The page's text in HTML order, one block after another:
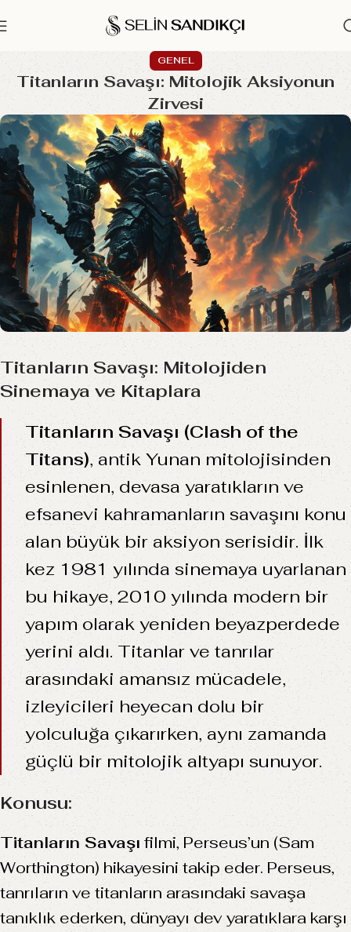
GENEL
Titanların Savaşı: Mitolojik Aksiyonun
Zirvesi
Titanların Savaşı: Mitolojiden
Sinemaya ve Kitaplara
Titanların Savaşı (Clash of the
Titans), antik Yunan mitolojisinden
esinlenen, devasa yaratıkların ve
efsanevi kahramanların savaşını konu
alan büyük bir aksiyon serisidir. İlk
kez 1981 yılında sinemaya uyarlanan
bu hikaye, 2010 yılında modern bir
yapım olarak yeniden beyazperdede
yerini aldı. Titanlar ve tanrılar
arasındaki amansız mücadele,
izleyicileri heyecan dolu bir
yolculuğa çıkarırken, aynı zamanda
güçlü bir mitolojik altyapı sunuyor.
Konusu:
Titanların Savaşı filmi, Perseus’un (Sam
Worthington) hikayesini takip eder. Perseus,
tanrıların ve titanların arasındaki savaşa
tanıklık ederken, dünyayı dev yaratıklara karşı